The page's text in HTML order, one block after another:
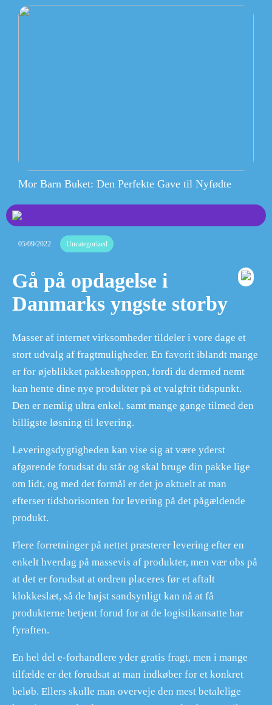
Mor Barn Buket: Den Perfekte Gave til Nyfødte
05/09/2022 Uncategorized
Gå på opdagelse i
Danmarks yngste storby
Masser af internet virksomheder tildeler i vore dage et
stort udvalg af fragtmuligheder. En favorit iblandt mange
er for øjeblikket pakkeshoppen, fordi du dermed nemt
kan hente dine nye produkter på et valgfrit tidspunkt.
Den er nemlig ultra enkel, samt mange gange tilmed den
billigste løsning til levering.
Leveringsdygtigheden kan vise sig at være yderst
afgørende forudsat du står og skal bruge din pakke lige
om lidt, og med det formål er det jo aktuelt at man
efterser tidshorisonten for levering på det pågældende
produkt.
Flere forretninger på nettet præsterer levering efter en
enkelt hverdag på massevis af produkter, men vær obs på
at det er forudsat at ordren placeres før et aftalt
klokkeslæt, så de højst sandsynligt kan nå at få
produkterne betjent forud for at de logistikansatte har
fyraften.
En hel del e-forhandlere yder gratis fragt, men i mange
tilfælde er det forudsat at man indkøber for et konkret
beløb. Ellers skulle man overveje den mest betalelige